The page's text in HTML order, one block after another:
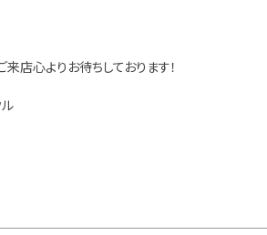
店心よりお待ちしております！